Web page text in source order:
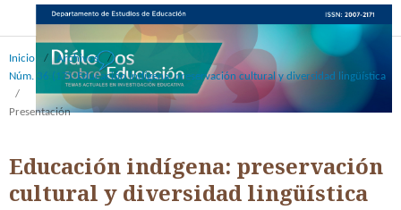
Inicio / Archivos
/
Núm. 36 (17): Educación indígena: preservación cultural y diversidad lingüística
/
Presentación
Educación indígena: preservación
cultural y diversidad lingüística